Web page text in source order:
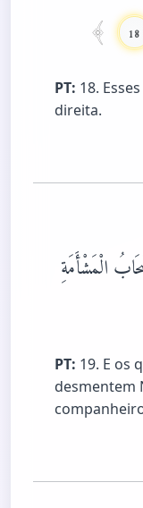
18
PT: 18.
direita.
الْمَشْأَمَةِ
PT: 19. E os
desmentem